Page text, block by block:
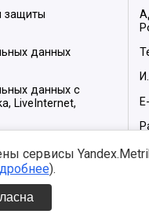
защиты
данных
данных с
LiveInternet,
сервисы
).